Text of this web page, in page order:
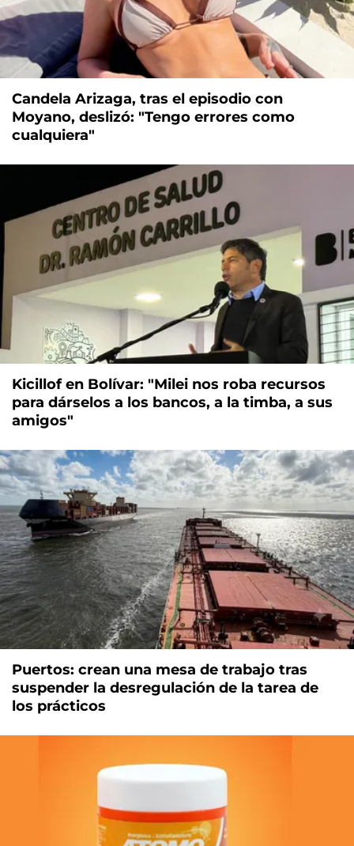
Candela Arizaga, tras el episodio con
Moyano, deslizó: "Tengo errores como
cualquiera"
Kicillof en Bolívar: "Milei nos roba recursos
para dárselos a los bancos, a la timba, a sus
amigos"
Puertos: crean una mesa de trabajo tras
suspender la desregulación de la tarea de
los prácticos